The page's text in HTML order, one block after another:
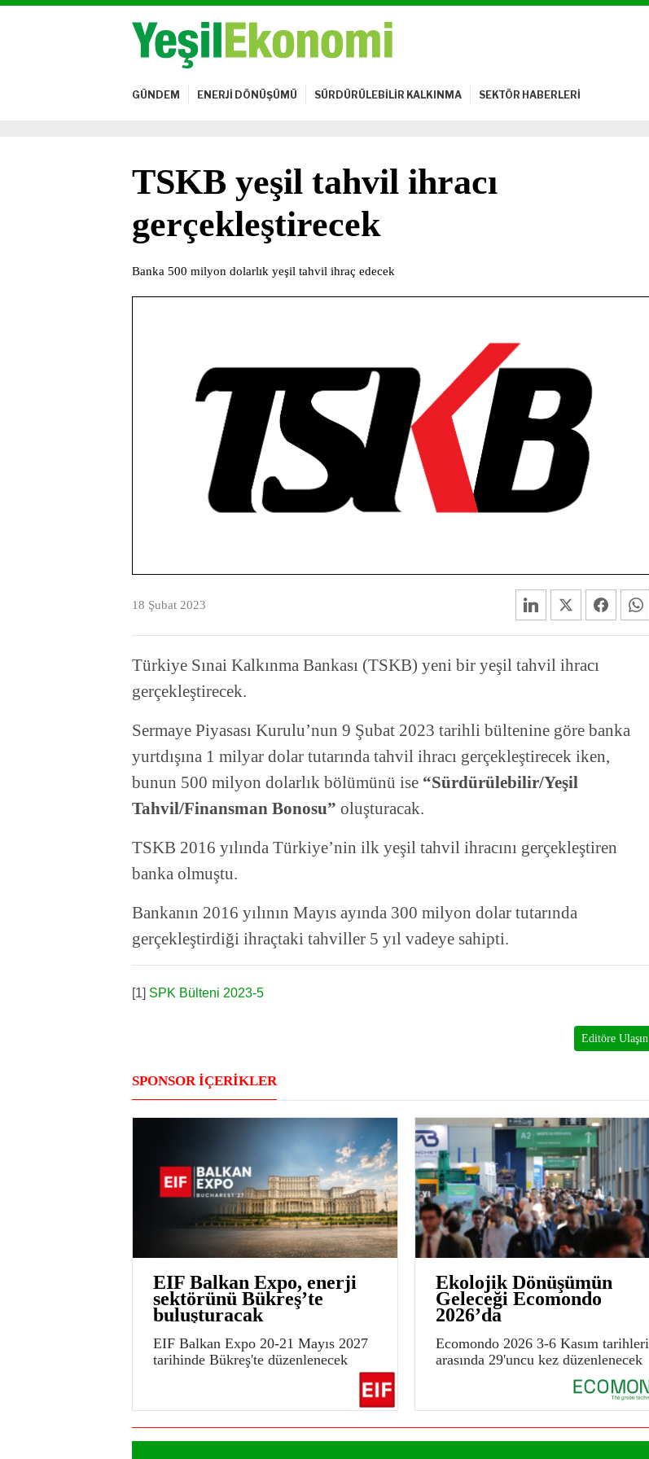
GÜNDEM ENERJİ DÖNÜŞÜMÜ SÜRDÜRÜLEBİLİR KALKINMA SEKTÖR HABERLERİ
TSKB yeşil tahvil ihracı
gerçekleştirecek
Banka 500 milyon dolarlık yeşil tahvil ihraç edecek
18 Şubat 2023
Türkiye Sınai Kalkınma Bankası (TSKB) yeni bir yeşil tahvil ihracı
gerçekleştirecek.
Sermaye Piyasası Kurulu’nun 9 Şubat 2023 tarihli bültenine göre banka
yurtdışına 1 milyar dolar tutarında tahvil ihracı gerçekleştirecek iken,
bunun 500 milyon dolarlık bölümünü ise “Sürdürülebilir/Yeşil
Tahvil/Finansman Bonosu” oluşturacak.
TSKB 2016 yılında Türkiye’nin ilk yeşil tahvil ihracını gerçekleştiren
banka olmuştu.
Bankanın 2016 yılının Mayıs ayında 300 milyon dolar tutarında
gerçekleştirdiği ihraçtaki tahviller 5 yıl vadeye sahipti.
[1] SPK Bülteni 2023-5
Editöre Ulaşın
SPONSOR İÇERİKLER
EIF Balkan Expo, enerji
sektörünü Bükreş’te
buluşturacak
EIF Balkan Expo 20-21 Mayıs 2027
tarihinde Bükreş'te düzenlenecek
Ekolojik Dönüşümün
Geleceği Ecomondo
2026’da
Ecomondo 2026 3-6 Kasım tarihleri
arasında 29'uncu kez düzenlenecek